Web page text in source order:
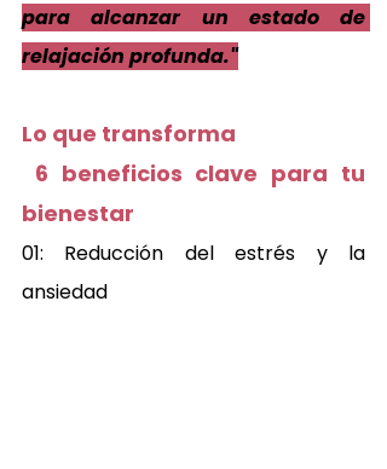
para alcanzar un estado de
relajación profunda."
Lo que transforma
6 beneficios clave para tu
bienestar
01: Reducción del estrés y la
ansiedad